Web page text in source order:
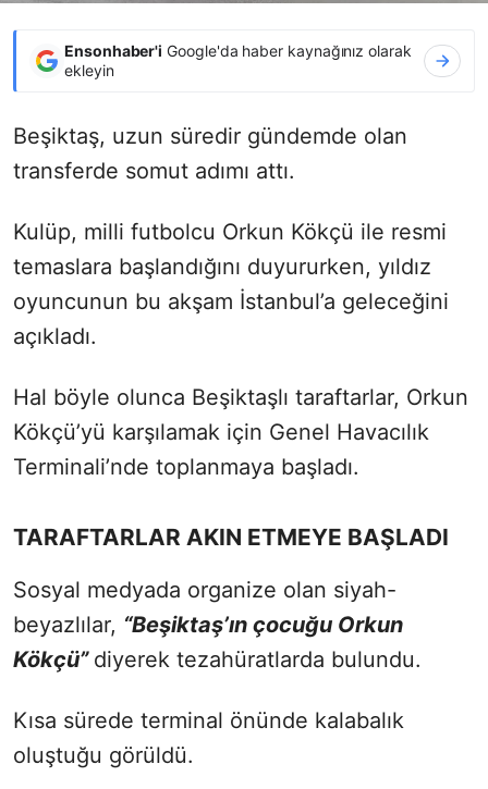
Ensonhaber'i Google'da haber kaynağınız olarak
ekleyin
Beşiktaş, uzun süredir gündemde olan
transferde somut adımı attı.
Kulüp, milli futbolcu Orkun Kökçü ile resmi
temaslara başlandığını duyururken, yıldız
oyuncunun bu akşam İstanbul’a geleceğini
açıkladı.
Hal böyle olunca Beşiktaşlı taraftarlar, Orkun
Kökçü’yü karşılamak için Genel Havacılık
Terminali’nde toplanmaya başladı.
TARAFTARLAR AKIN ETMEYE BAŞLADI
Sosyal medyada organize olan siyah-
beyazlılar, “Beşiktaş’ın çocuğu Orkun
Kökçü” diyerek tezahüratlarda bulundu.
Kısa sürede terminal önünde kalabalık
oluştuğu görüldü.